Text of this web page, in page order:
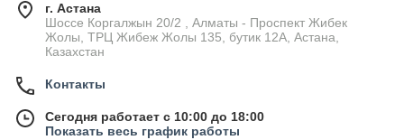
г. Астана
Шоссе Коргалжын 20/2 , Алматы - Проспект Жибек
Жолы, ТРЦ Жибеж Жолы 135, бутик 12А, Астана,
Казахстан
Контакты
Сегодня работает с 10:00 до 18:00
Показать весь график работы